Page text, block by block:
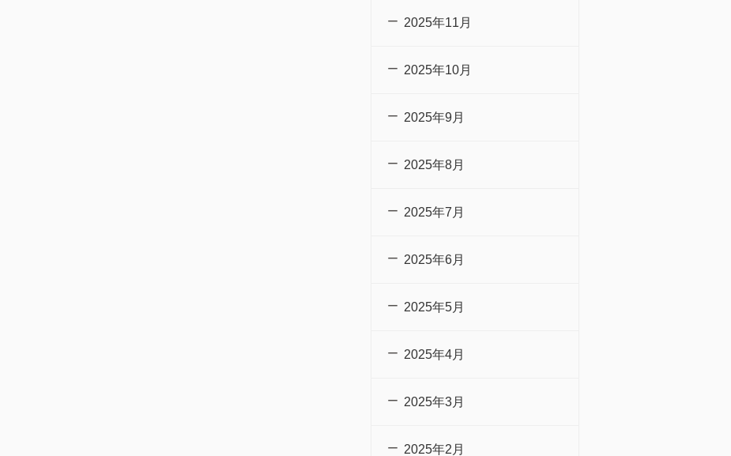
2025年11月
2025年10月
2025年9月
2025年8月
2025年7月
2025年6月
2025年5月
2025年4月
2025年3月
2025年2月